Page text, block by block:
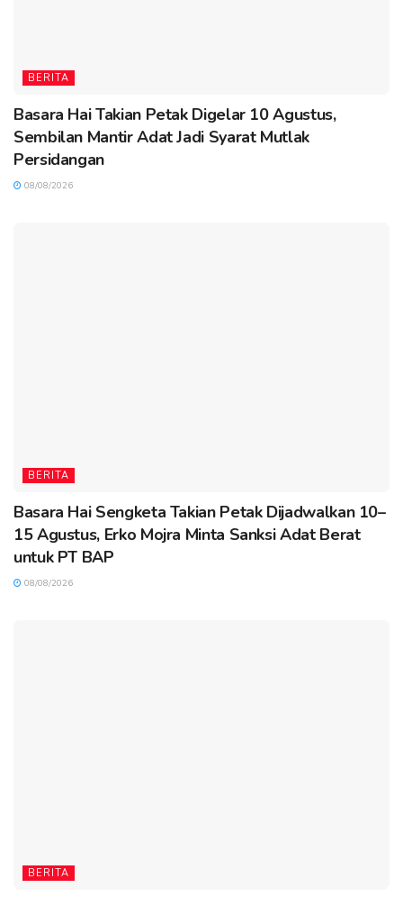
BERITA
Basara Hai Takian Petak Digelar 10 Agustus,
Sembilan Mantir Adat Jadi Syarat Mutlak
Persidangan
08/08/2026
BERITA
Basara Hai Sengketa Takian Petak Dijadwalkan 10–
15 Agustus, Erko Mojra Minta Sanksi Adat Berat
untuk PT BAP
08/08/2026
BERITA